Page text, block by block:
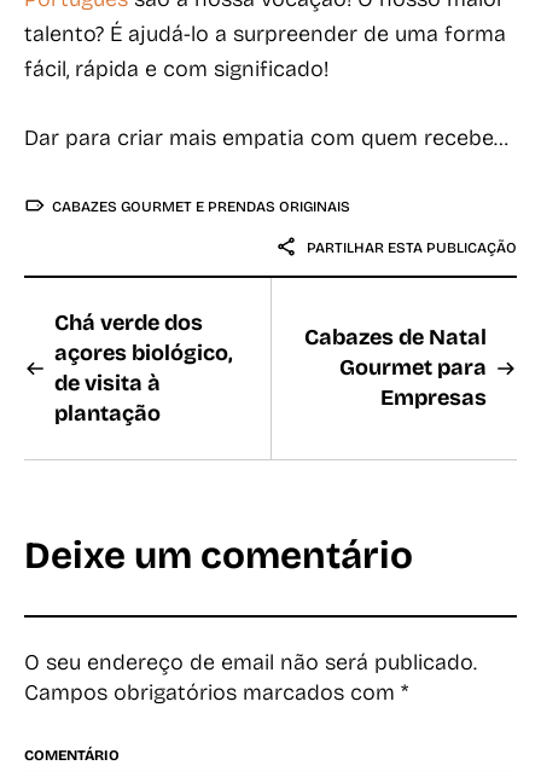
talento? É ajudá-lo a surpreender de uma forma
fácil, rápida e com significado!
Dar para criar mais empatia com quem recebe…
CABAZES GOURMET E PRENDAS ORIGINAIS
PARTILHAR ESTA PUBLICAÇÃO
Chá verde dos
açores biológico,
de visita à
plantação
Cabazes de Natal
Gourmet para
Empresas
Deixe um comentário
O seu endereço de email não será publicado.
Campos obrigatórios marcados com *
COMENTÁRIO